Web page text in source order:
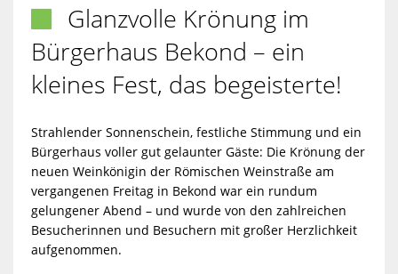
Kontakt
Glanzvolle Krönung im
Bürgerhaus Bekond – ein
kleines Fest, das begeisterte!
Strahlender Sonnenschein, festliche Stimmung und ein
Bürgerhaus voller gut gelaunter Gäste: Die Krönung der
neuen Weinkönigin der Römischen Weinstraße am
vergangenen Freitag in Bekond war ein rundum
gelungener Abend – und wurde von den zahlreichen
Besucherinnen und Besuchern mit großer Herzlichkeit
aufgenommen.